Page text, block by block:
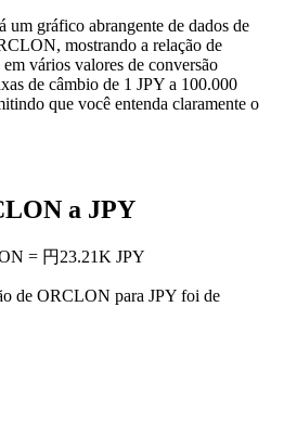
um gráfico abrangente de dados de
mostrando a relação de
vários valores de conversão
de câmbio de 1 JPY a 100.000
que você entenda claramente o
a JPY
= 円23.21K JPY
de ORCLON para JPY foi de